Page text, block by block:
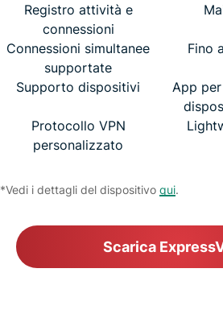
Registro attività e
connessioni
Connessioni simultanee
supportate
Fino
Supporto dispositivi
App
Protocollo VPN
personalizzato
*Vedi i dettagli del dispositivo qui.
Scarica